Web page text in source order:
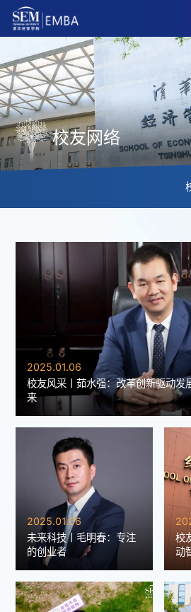
校友网络
2025.01.06
校友风采丨茹水强：改革创新驱动发
来
2025.01.06
未来科技丨毛明春：专注
的创业者
校
动